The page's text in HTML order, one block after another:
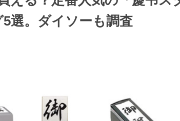
選。ダイソーも調査